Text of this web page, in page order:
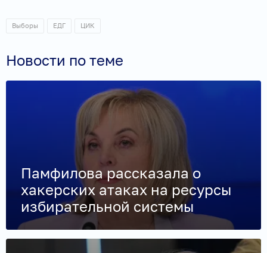
Выборы ЕДГ ЦИК
Новости по теме
Памфилова рассказала о
хакерских атаках на ресурсы
избирательной системы